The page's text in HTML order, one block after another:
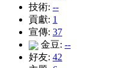
技術: --
貢獻: 1
宣傳: 37
金豆: --
好友: 42